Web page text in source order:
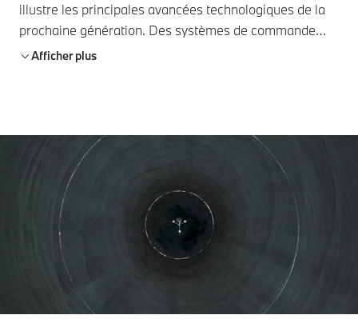
illustre les principales avancées technologiques de la
prochaine génération. Des systèmes de commande
intelligents, de nouveaux concepts de motorisation et
Afficher plus